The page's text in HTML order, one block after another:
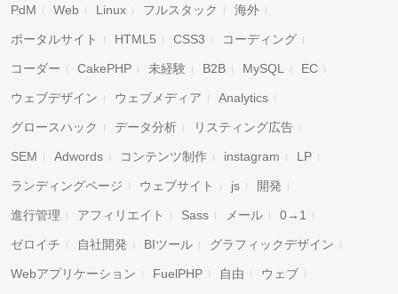
PdM Web Linux フルスタック 海外
ポータルサイト HTML5 CSS3 コーディング
コーダー CakePHP 未経験 B2B MySQL EC
ウェブデザイン ウェブメディア Analytics
グロースハック データ分析 リスティング広告
SEM Adwords コンテンツ制作 instagram LP
ランディングページ ウェブサイト js 開発
進行管理 アフィリエイト Sass メール 0→1
ゼロイチ 自社開発 BIツール グラフィックデザイン
Webアプリケーション FuelPHP 自由 ウェブ